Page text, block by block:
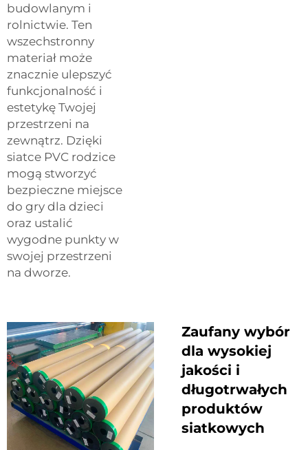
budowlanym i
rolnictwie. Ten
wszechstronny
materiał może
znacznie ulepszyć
funkcjonalność i
estetykę Twojej
przestrzeni na
zewnątrz. Dzięki
siatce PVC rodzice
mogą stworzyć
bezpieczne miejsce
do gry dla dzieci
oraz ustalić
wygodne punkty w
swojej przestrzeni
na dworze.
Zaufany wybór
dla wysokiej
jakości i
długotrwałych
produktów
siatkowych